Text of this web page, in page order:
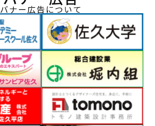
バナー広告について